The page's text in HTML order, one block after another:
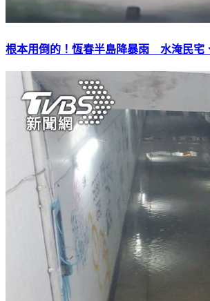
根本用倒的！恆春半島降暴雨 水淹民宅